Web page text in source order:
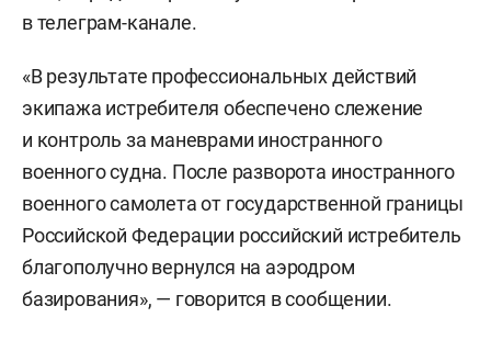
в телеграм-канале.
«В результате профессиональных действий
экипажа истребителя обеспечено слежение
и контроль за маневрами иностранного
военного судна. После разворота иностранного
военного самолета от государственной границы
Российской Федерации российский истребитель
благополучно вернулся на аэродром
базирования», — говорится в сообщении.